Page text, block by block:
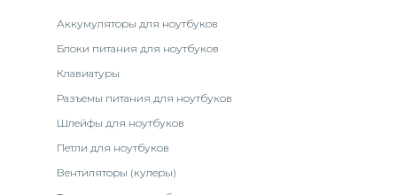
Аккумуляторы для ноутбуков
Блоки питания для ноутбуков
Клавиатуры
Разъемы питания для ноутбуков
Шлейфы для ноутбуков
Петли для ноутбуков
Вентиляторы (кулеры)